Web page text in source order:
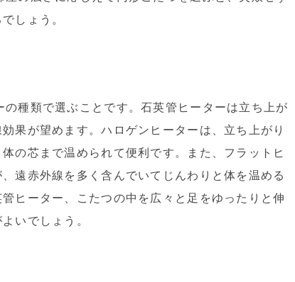
しょう。
種類で選ぶことです。石英管ヒーターは立ち上が
果が望めます。ハロゲンヒーターは、立ち上がり
の芯まで温められて便利です。また、フラットヒ
遠赤外線を多く含んでいてじんわりと体を温める
ヒーター、こたつの中を広々と足をゆったりと伸
いでしょう。